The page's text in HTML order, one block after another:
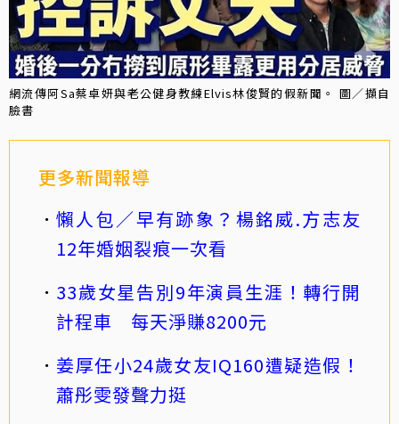
網流傳阿Sa蔡卓妍與老公健身教練Elvis林俊賢的假新聞。 圖／擷自
臉書
更多新聞報導
懶人包／早有跡象？楊銘威.方志友
12年婚姻裂痕一次看
33歲女星告別9年演員生涯！轉行開
計程車 每天淨賺8200元
姜厚任小24歲女友IQ160遭疑造假！
蕭彤雯發聲力挺